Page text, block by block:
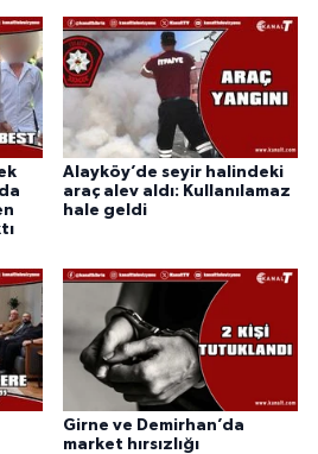
Alayköy’de seyir halindeki
araç alev aldı: Kullanılamaz
hale geldi
Girne ve Demirhan’da
market hırsızlığı